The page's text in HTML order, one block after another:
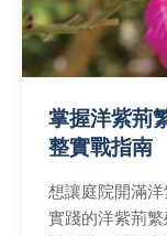
掌握洋紫荊
整實戰指南
想讓庭院開滿
實踐的洋紫荊